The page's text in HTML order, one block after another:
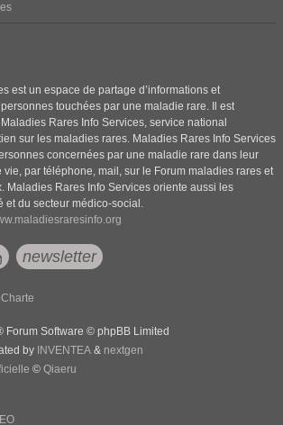
est un espace de partage d’informations et
touchées par une maladie rare. Il est
Rares Info Services, service national
sur les maladies rares. Maladies Rares Info Services
concernées par une maladie rare dans leur
vie, par téléphone, mail, sur le Forum maladies rares et
Maladies Rares Info Services oriente aussi les
et du secteur médico-social.
newsletter
Charte
Forum Software © phpBB Limited
by INVENTEA & nextgen
© Qiaeru